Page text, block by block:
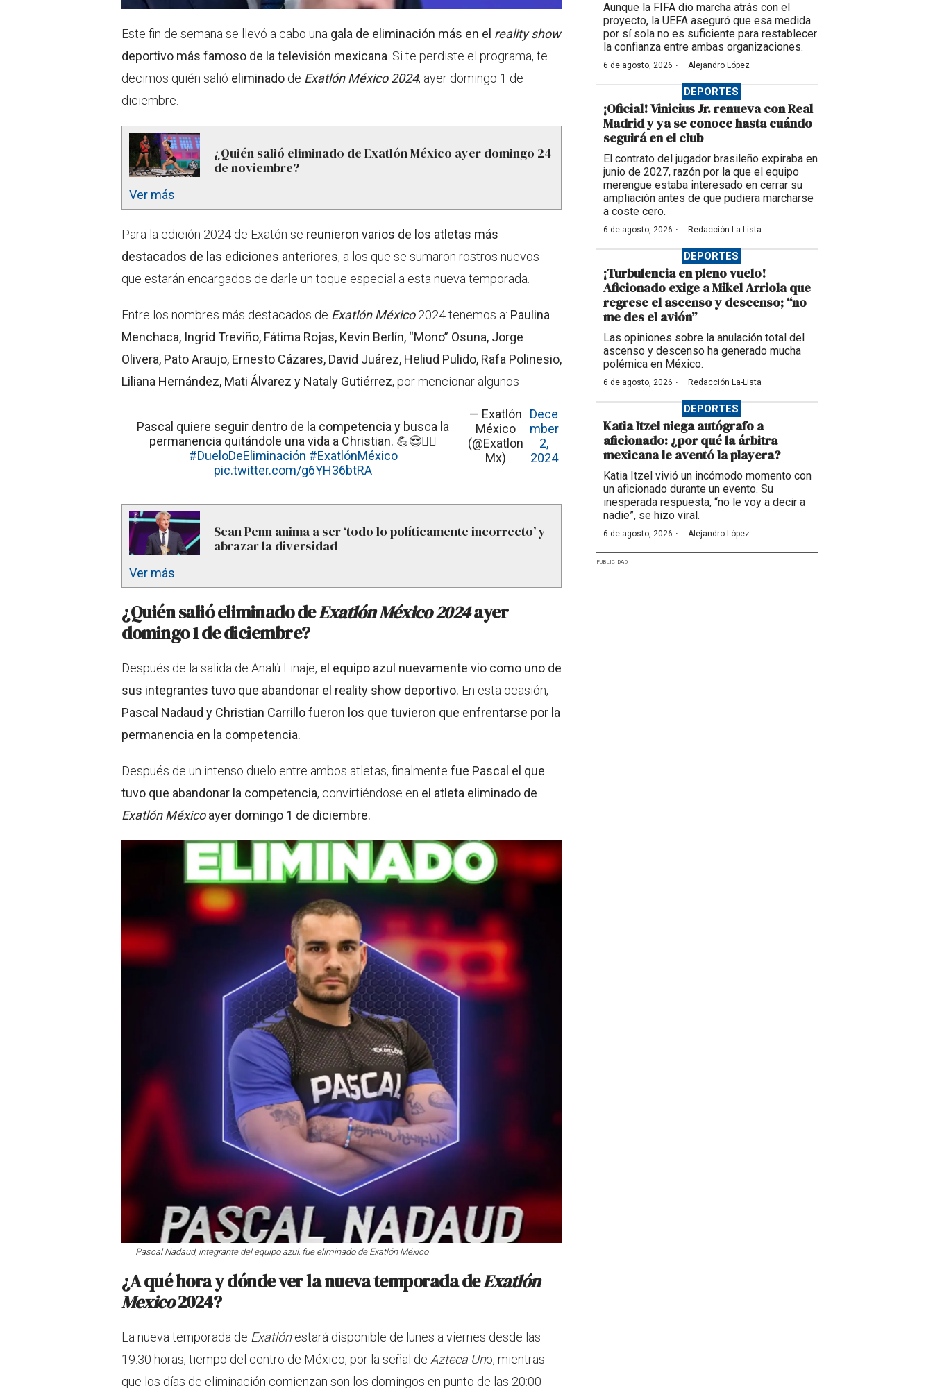
Este fin de semana se llevó a cabo una gala de eliminación más en el reality show
deportivo más famoso de la televisión mexicana . Si te perdiste el programa, te
decimos quién salió eliminado de Exatlón México 2024, ayer domingo 1 de
diciembre.
¿Quién salió eliminado de Exatlón México ayer domingo 24
de noviembre?
Ver más
Para la edición 2024 de Exatón se reunieron varios de los atletas más
destacados de las ediciones anteriores, a los que se sumaron rostros nuevos
que estarán encargados de darle un toque especial a esta nueva temporada.
Entre los nombres más destacados de Exatlón México2024 tenemos a: Paulina
Menchaca, Ingrid Treviño, Fátima Rojas, Kevin Berlín, “Mono” Osuna, Jorge
Olivera, Pato Araujo, Ernesto Cázares, David Juárez, Heliud Pulido, Rafa Polinesio,
Liliana Hernández, Mati Álvarez y Nataly Gutiérrez, por mencionar algunos
Pascal quiere seguir dentro de la competencia y busca la
permanencia quitándole una vida a Christian. 💪😎🏃‍♂️
#DueloDeEliminación #ExatlónMéxico
pic.twitter.com/g6YH36btRA
— Exatlón
México
(@Exatlon
Mx)
Dece
mber
2,
2024
Sean Penn anima a ser ‘todo lo políticamente incorrecto’ y
abrazar la diversidad
Ver más
¿Quién salió eliminado deExatlón México 2024ayer
domingo 1 de diciembre?
Después de la salida de Analú Linaje, el equipo azul nuevamente vio como uno de
sus integrantes tuvo que abandonar el reality show deportivo. En esta ocasión,
Pascal Nadaud y Christian Carrillo fueron los que tuvieron que enfrentarse por la
permanencia en la competencia.
Después de un intenso duelo entre ambos atletas, finalmente fue Pascal el que
tuvo que abandonar la competencia, convirtiéndose en el atleta eliminado de
Exatlón Méxicoayer domingo 1 de diciembre.
Pascal Nadaud, integrante del equipo azul, fue eliminado de Exatlón México
¿A qué hora y dónde ver la nueva temporada deExatlón
Mexico2024?
La nueva temporada de Exatlónestará disponible de lunes a viernes desde las
19:30 horas, tiempo del centro de México, por la señal de Azteca Uno, mientras
que los días de eliminación comienzan son los domingos en punto de las 20:00
Aunque la FIFA dio marcha atrás con el
proyecto, la UEFA aseguró que esa medida
por sí sola no es suficiente para restablecer
la confianza entre ambas organizaciones.
6 de agosto, 2026 · Alejandro López
DEPORTES
¡Oficial! Vinicius Jr. renueva con Real
Madrid y ya se conoce hasta cuándo
seguirá en el club
El contrato del jugador brasileño expiraba en
junio de 2027, razón por la que el equipo
merengue estaba interesado en cerrar su
ampliación antes de que pudiera marcharse
a coste cero.
6 de agosto, 2026 · Redacción La-Lista
DEPORTES
¡Turbulencia en pleno vuelo!
Aficionado exige a Mikel Arriola que
regrese el ascenso y descenso; “no
me des el avión”
Las opiniones sobre la anulación total del
ascenso y descenso ha generado mucha
polémica en México.
6 de agosto, 2026 · Redacción La-Lista
DEPORTES
Katia Itzel niega autógrafo a
aficionado: ¿por qué la árbitra
mexicana le aventó la playera?
Katia Itzel vivió un incómodo momento con
un aficionado durante un evento. Su
inesperada respuesta, “no le voy a decir a
nadie”, se hizo viral.
6 de agosto, 2026 · Alejandro López
PUBLICIDAD